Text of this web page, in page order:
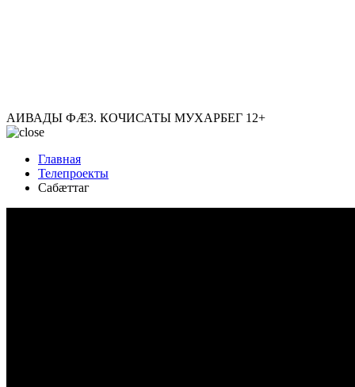
АИВАДЫ ФÆЗ. КОЧИСАТЫ МУХАРБЕГ 12+
Главная
Телепроекты
Сабæттаг